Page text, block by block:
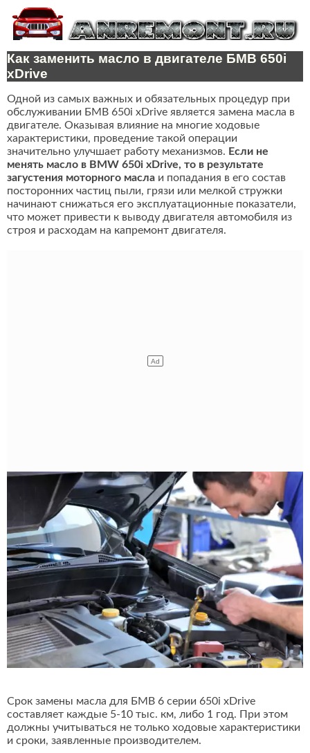
Как заменить масло в двигателе БМВ 650i
xDrive
Одной из самых важных и обязательных процедур при
обслуживании БМВ 650i xDrive является замена масла в
двигателе. Оказывая влияние на многие ходовые
характеристики, проведение такой операции
значительно улучшает работу механизмов. Если не
менять масло в BMW 650i xDrive, то в результате
загустения моторного масла и попадания в его состав
посторонних частиц пыли, грязи или мелкой стружки
начинают снижаться его эксплуатационные показатели,
что может привести к выводу двигателя автомобиля из
строя и расходам на капремонт двигателя.
Срок замены масла для БМВ 6 серии 650i xDrive
составляет каждые 5-10 тыс. км, либо 1 год. При этом
должны учитываться не только ходовые характеристики
и сроки, заявленные производителем.